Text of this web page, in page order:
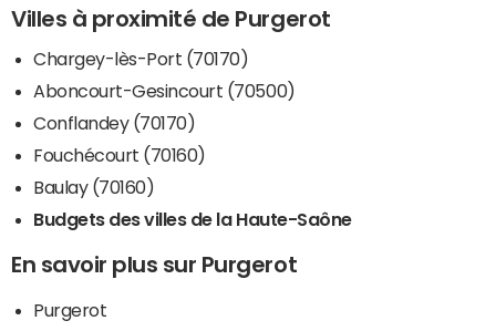
Villes à proximité de Purgerot
Chargey-lès-Port (70170)
Aboncourt-Gesincourt (70500)
Conflandey (70170)
Fouchécourt (70160)
Baulay (70160)
Budgets des villes de la Haute-Saône
En savoir plus sur Purgerot
Purgerot